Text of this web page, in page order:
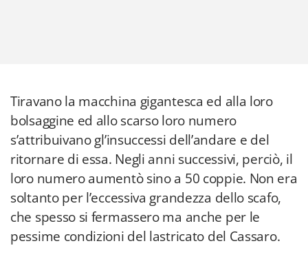
Tiravano la macchina gigantesca ed alla loro
bolsaggine ed allo scarso loro numero
s’attribuivano gl’insuccessi dell’andare e del
ritornare di essa. Negli anni successivi, perciò, il
loro numero aumentò sino a 50 coppie. Non era
soltanto per l’eccessiva grandezza dello scafo,
che spesso si fermassero ma anche per le
pessime condizioni del lastricato del Cassaro.